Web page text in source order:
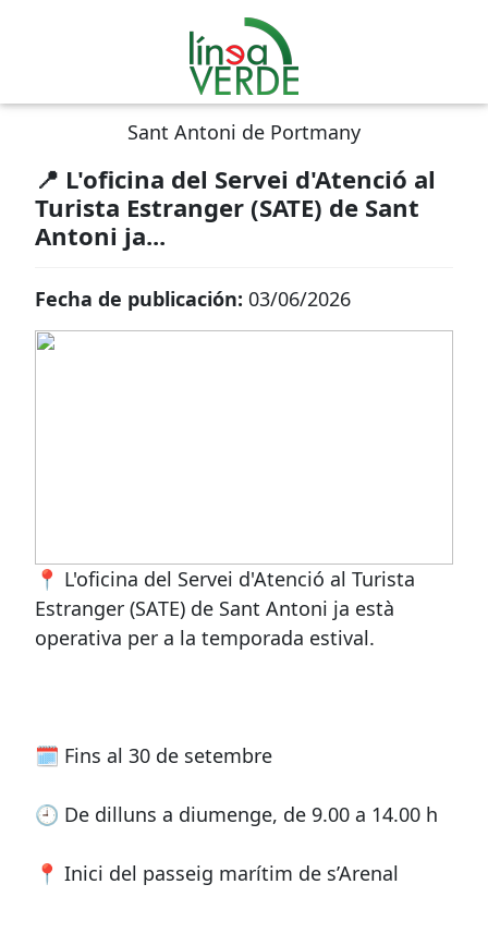
Sant Antoni de Portmany
📍 L'oficina del Servei d'Atenció al
Turista Estranger (SATE) de Sant
Antoni ja...
Fecha de publicación: 03/06/2026
📍 L'oficina del Servei d'Atenció al Turista
Estranger (SATE) de Sant Antoni ja està
operativa per a la temporada estival.
🗓️ Fins al 30 de setembre
🕘 De dilluns a diumenge, de 9.00 a 14.00 h
📍 Inici del passeig marítim de s’Arenal